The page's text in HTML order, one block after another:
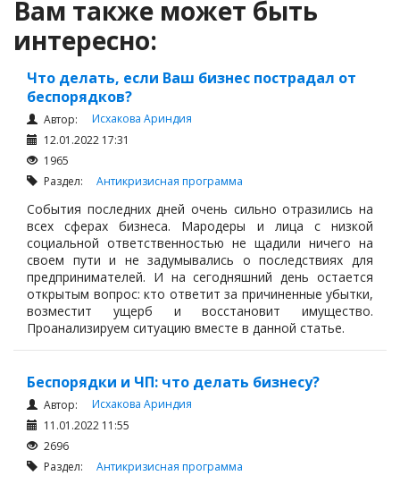
Вам также может быть
интересно:
Что делать, если Ваш бизнес пострадал от
беспорядков?
Автор:
Исхакова Ариндия
12.01.2022 17:31
1965
Раздел: Антикризисная программа
События последних дней очень сильно отразились на
всех сферах бизнеса. Мародеры и лица с низкой
социальной ответственностью не щадили ничего на
своем пути и не задумывались о последствиях для
предпринимателей. И на сегодняшний день остается
открытым вопрос: кто ответит за причиненные убытки,
возместит ущерб и восстановит имущество.
Проанализируем ситуацию вместе в данной статье.
Беспорядки и ЧП: что делать бизнесу?
Автор:
Исхакова Ариндия
11.01.2022 11:55
2696
Раздел: Антикризисная программа